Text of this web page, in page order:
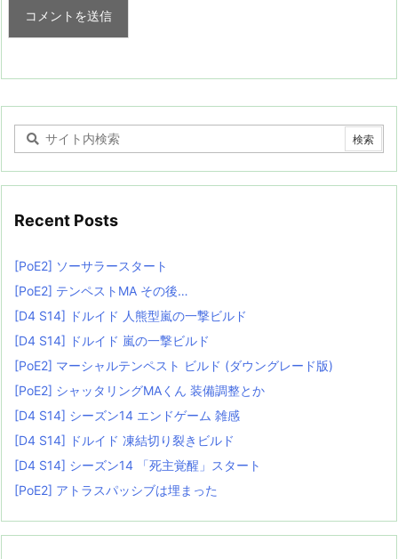
Recent Posts
[PoE2] ソーサラースタート
[PoE2] テンペストMA その後…
[D4 S14] ドルイド 人熊型嵐の一撃ビルド
[D4 S14] ドルイド 嵐の一撃ビルド
[PoE2] マーシャルテンペスト ビルド (ダウングレード版)
[PoE2] シャッタリングMAくん 装備調整とか
[D4 S14] シーズン14 エンドゲーム 雑感
[D4 S14] ドルイド 凍結切り裂きビルド
[D4 S14] シーズン14 「死主覚醒」スタート
[PoE2] アトラスパッシブは埋まった